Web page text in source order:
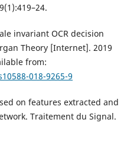
invariant OCR decision
Theory [Internet]. 2019
from:
018-9265-9
on features extracted and
Traitement du Signal.